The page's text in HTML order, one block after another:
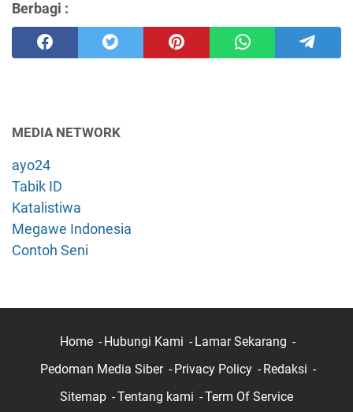
Berbagi :
MEDIA NETWORK
ayo24
Tabik ID
Katalistiwa
Megawe Indonesia
Contoh Seni
Home Hubungi Kami
Lamar Sekarang
Pedoman Media Siber
Privacy Policy
Redaksi
Sitemap
Tentang kami Term Of Service